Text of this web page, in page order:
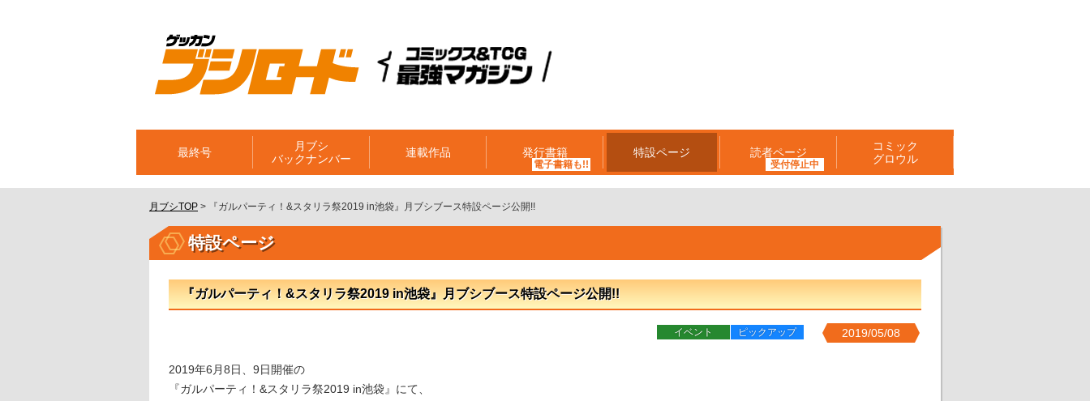
最終号
月ブシ
バックナンバー
連載作品 発行書籍 特設ページ 読者ページ
コミック
グロウル
月ブシTOP > 『ガルパーティ！&スタリラ祭2019 in池袋』月ブシブース特設ページ公開!!
特設ページ
『ガルパーティ！&スタリラ祭2019 in池袋』月ブシブース特設ページ公開!!
2019/05/08
イベント ピックアップ
2019年6月8日、9日開催の
『ガルパーティ！&スタリラ祭2019 in池袋』にて、